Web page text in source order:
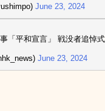
June 23, 2024
「平和宣言」 戦没者追悼式
June 23, 2024